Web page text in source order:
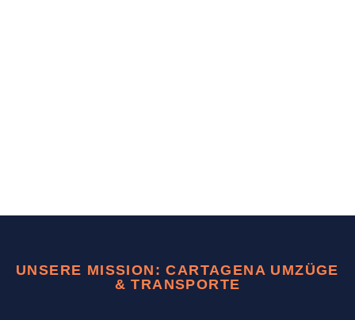
UNSERE MISSION: CARTAGENA UMZÜGE
& TRANSPORTE